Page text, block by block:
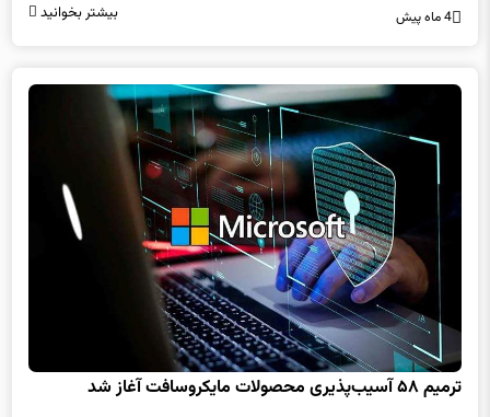
4 ماه پیش بیشتر بخوانید
ترمیم ۵۸ آسیب‌پذیری محصولات مایکروسافت آغاز شد